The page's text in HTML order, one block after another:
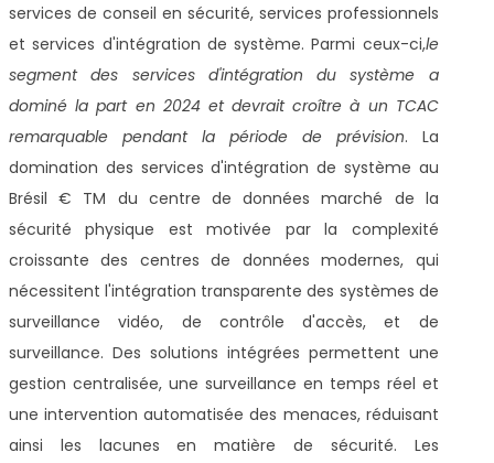
services de conseil en sécurité, services professionnels
et services d'intégration de système. Parmi ceux-ci,le
segment des services d'intégration du système a
dominé la part en 2024 et devrait croître à un TCAC
remarquable pendant la période de prévision. La
domination des services d'intégration de système au
Brésil € TM du centre de données marché de la
sécurité physique est motivée par la complexité
croissante des centres de données modernes, qui
nécessitent l'intégration transparente des systèmes de
surveillance vidéo, de contrôle d'accès, et de
surveillance. Des solutions intégrées permettent une
gestion centralisée, une surveillance en temps réel et
une intervention automatisée des menaces, réduisant
ainsi les lacunes en matière de sécurité. Les